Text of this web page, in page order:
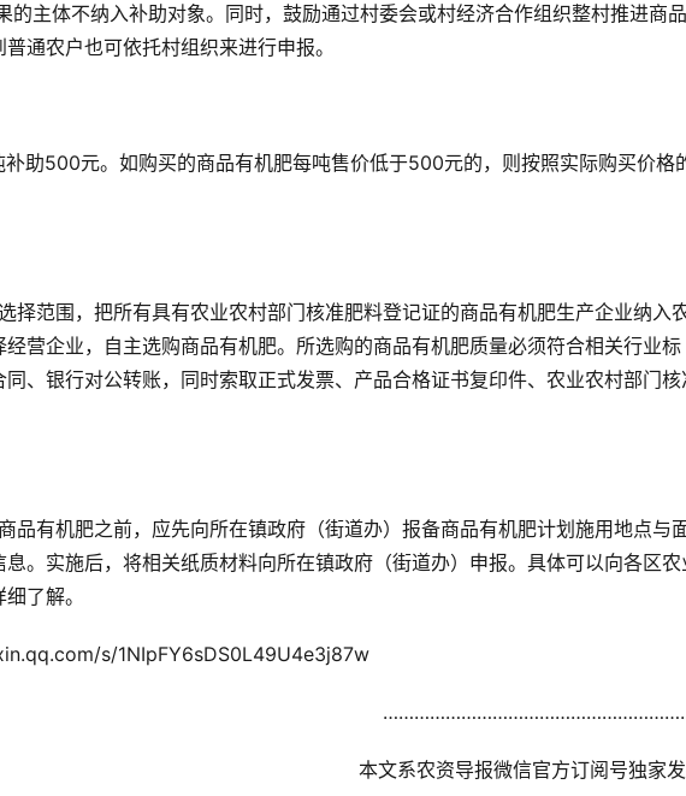
的主体不纳入补助对象。同时，鼓励通过村委会或村经济合作组织整村推进商品
通农户也可依托村组织来进行申报。
助500元。如购买的商品有机肥每吨售价低于500元的，则按照实际购买价格
择范围，把所有具有农业农村部门核准肥料登记证的商品有机肥生产企业纳入
营企业，自主选购商品有机肥。所选购的商品有机肥质量必须符合相关行业标
、银行对公转账，同时索取正式发票、产品合格证书复印件、农业农村部门核
品有机肥之前，应先向所在镇政府（街道办）报备商品有机肥计划施用地点与
。实施后，将相关纸质材料向所在镇政府（街道办）申报。具体可以向各区农
了解。
s/1NIpFY6sDS0L49U4e3j87w
本文系农资导报微信官方订阅号独家